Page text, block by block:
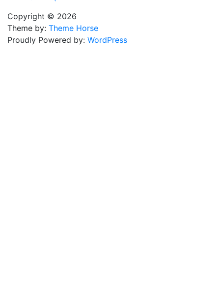
Copyright © 2026
Theme by: Theme Horse
Proudly Powered by: WordPress